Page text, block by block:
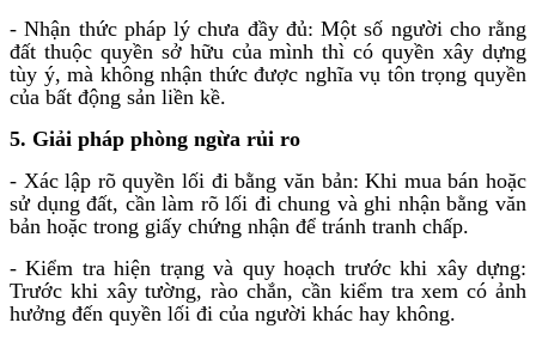
- Nhận thức pháp lý chưa đầy đủ: Một số người cho rằng
đất thuộc quyền sở hữu của mình thì có quyền xây dựng
tùy ý, mà không nhận thức được nghĩa vụ tôn trọng quyền
của bất động sản liền kề.
5. Giải pháp phòng ngừa rủi ro
- Xác lập rõ quyền lối đi bằng văn bản: Khi mua bán hoặc
sử dụng đất, cần làm rõ lối đi chung và ghi nhận bằng văn
bản hoặc trong giấy chứng nhận để tránh tranh chấp.
- Kiểm tra hiện trạng và quy hoạch trước khi xây dựng:
Trước khi xây tường, rào chắn, cần kiểm tra xem có ảnh
hưởng đến quyền lối đi của người khác hay không.